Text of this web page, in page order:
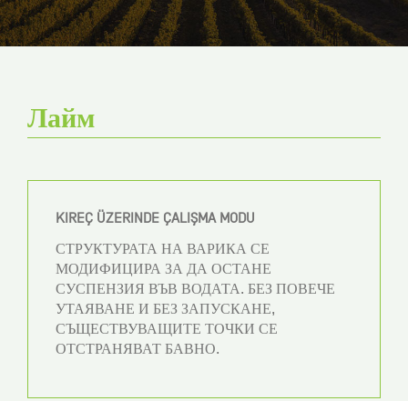
Лайм
KIREÇ ÜZERINDE ÇALIŞMA MODU
СТРУКТУРАТА НА ВАРИКА СЕ
МОДИФИЦИРА ЗА ДА ОСТАНЕ
СУСПЕНЗИЯ ВЪВ ВОДАТА. БЕЗ ПОВЕЧЕ
УТАЯВАНЕ И БЕЗ ЗАПУСКАНЕ,
СЪЩЕСТВУВАЩИТЕ ТОЧКИ СЕ
ОТСТРАНЯВАТ БАВНО.